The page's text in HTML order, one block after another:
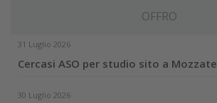
OFFRO
31 Luglio 2026
Cercasi ASO per studio sito a Mozzate
30 Luglio 2026